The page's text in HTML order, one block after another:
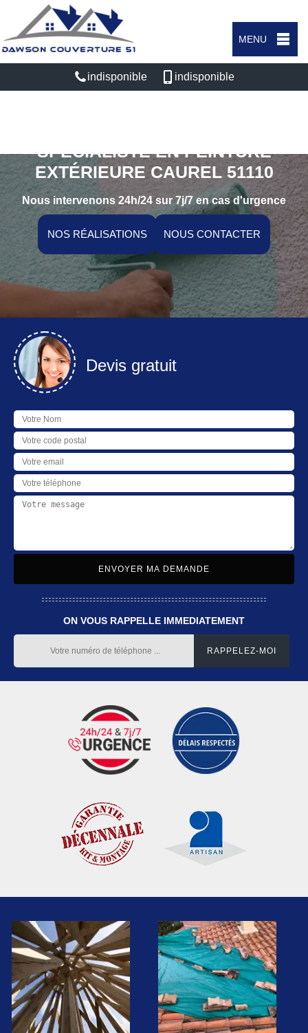
MENU
indisponible indisponible
SPÉCIALISTE EN PEINTURE
EXTÉRIEURE CAUREL 51110
Nous intervenons 24h/24 sur 7j/7 en cas d'urgence
NOS RÉALISATIONS NOUS CONTACTER
Devis gratuit
ON VOUS RAPPELLE IMMEDIATEMENT